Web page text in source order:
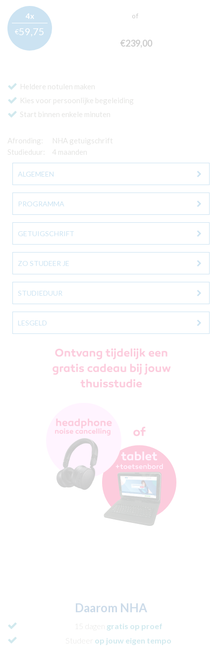
4x
€59, 75
of
€239,00
Heldere notulen maken
Kies voor persoonlijke begeleiding
Start binnen enkele minuten
Afronding:
NHA getuigschrift
Studieduur:
4 maanden
ALGEMEEN
PROGRAMMA
GETUIGSCHRIFT
ZO STUDEER JE
STUDIEDUUR
LESGELD
Daarom NHA
15 dagen gratis op proef
Studeer op jouw eigen tempo